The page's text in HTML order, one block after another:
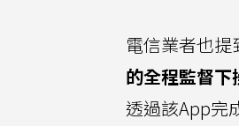
電信業者也提
的全程監督下
透過該App完